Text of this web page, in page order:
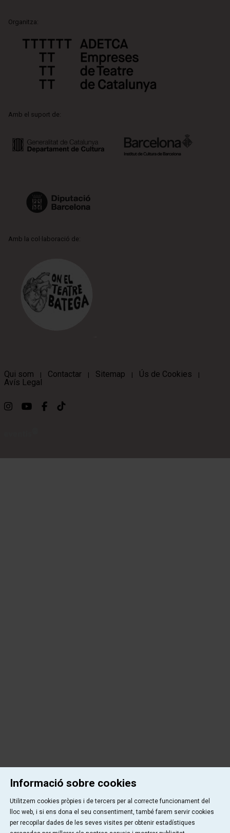
Organitza:
Amb el suport de:
Amb la col·laboració de:
Qui som | Contactar | Sitemap | Ús de Cookies |
Avís Legal
Link a instagram
Link a youtube
Link a facebook
Link a ticktok
Informació sobre cookies
Utilitzem cookies pròpies i de tercers per al correcte funcionament del
lloc web, i si ens dona el seu consentiment, també farem servir cookies
per recopilar dades de les seves visites per obtenir estadístiques